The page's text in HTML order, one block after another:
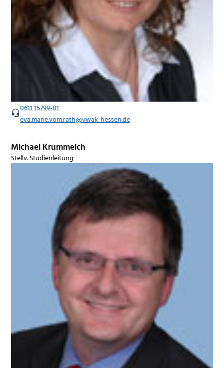
0611 15799-81
eva.marie.vom.rath@vwak-hessen.de
Michael Krummeich
Stellv. Studienleitung